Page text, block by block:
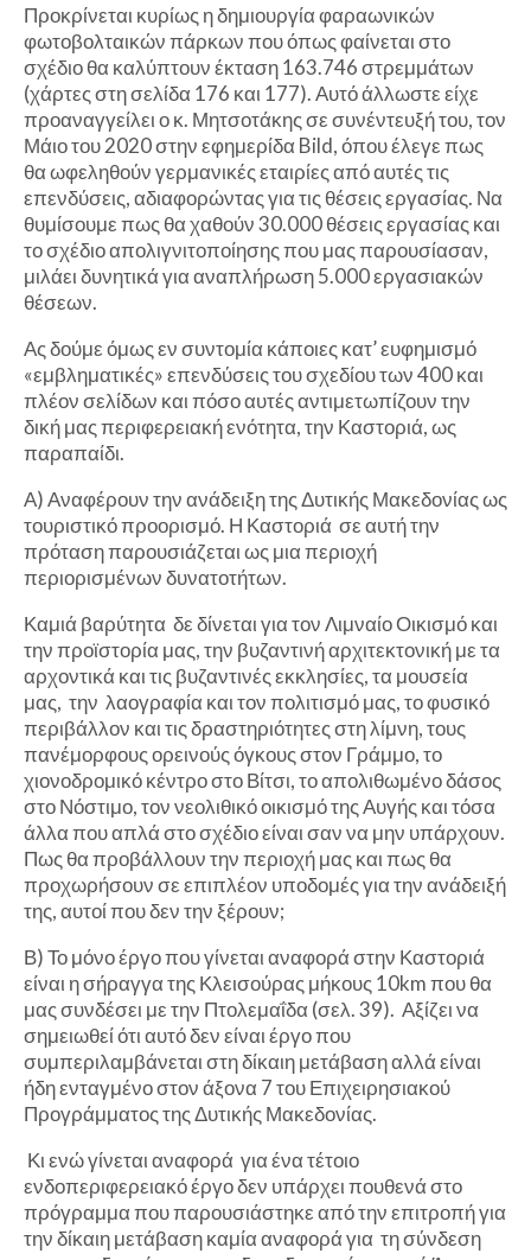
Προκρίνεται κυρίως η δημιουργία φαραωνικών
φωτοβολταικών πάρκων που όπως φαίνεται στο
σχέδιο θα καλύπτουν έκταση 163.746 στρεμμάτων
(χάρτες στη σελίδα 176 και 177). Αυτό άλλωστε είχε
προαναγγείλει ο κ. Μητσοτάκης σε συνέντευξή του, τον
Μάιο του 2020 στην εφημερίδα Bild, όπου έλεγε πως
θα ωφεληθούν γερμανικές εταιρίες από αυτές τις
επενδύσεις, αδιαφορώντας για τις θέσεις εργασίας. Να
θυμίσουμε πως θα χαθούν 30.000 θέσεις εργασίας και
το σχέδιο απολιγνιτοποίησης που μας παρουσίασαν,
μιλάει δυνητικά για αναπλήρωση 5.000 εργασιακών
θέσεων.
Ας δούμε όμως εν συντομία κάποιες κατ’ ευφημισμό
«εμβληματικές» επενδύσεις του σχεδίου των 400 και
πλέον σελίδων και πόσο αυτές αντιμετωπίζουν την
δική μας περιφερειακή ενότητα, την Καστοριά, ως
παραπαίδι.
Α) Αναφέρουν την ανάδειξη της Δυτικής Μακεδονίας ως
τουριστικό προορισμό. Η Καστοριά σε αυτή την
πρόταση παρουσιάζεται ως μια περιοχή
περιορισμένων δυνατοτήτων.
Καμιά βαρύτητα δε δίνεται για τον Λιμναίο Οικισμό και
την προϊστορία μας, την βυζαντινή αρχιτεκτονική με τα
αρχοντικά και τις βυζαντινές εκκλησίες, τα μουσεία
μας, την λαογραφία και τον πολιτισμό μας, το φυσικό
περιβάλλον και τις δραστηριότητες στη λίμνη, τους
πανέμορφους ορεινούς όγκους στον Γράμμο, το
χιονοδρομικό κέντρο στο Βίτσι, το απολιθωμένο δάσος
στο Νόστιμο, τον νεολιθικό οικισμό της Αυγής και τόσα
άλλα που απλά στο σχέδιο είναι σαν να μην υπάρχουν.
Πως θα προβάλλουν την περιοχή μας και πως θα
προχωρήσουν σε επιπλέον υποδομές για την ανάδειξή
της, αυτοί που δεν την ξέρουν;
Β) Το μόνο έργο που γίνεται αναφορά στην Καστοριά
είναι η σήραγγα της Κλεισούρας μήκους 10km που θα
μας συνδέσει με την Πτολεμαΐδα (σελ. 39). Αξίζει να
σημειωθεί ότι αυτό δεν είναι έργο που
συμπεριλαμβάνεται στη δίκαιη μετάβαση αλλά είναι
ήδη ενταγμένο στον άξονα 7 του Επιχειρησιακού
Προγράμματος της Δυτικής Μακεδονίας.
Κι ενώ γίνεται αναφορά για ένα τέτοιο
ενδοπεριφερειακό έργο δεν υπάρχει πουθενά στο
πρόγραμμα που παρουσιάστηκε από την επιτροπή για
την δίκαιη μετάβαση καμία αναφορά για τη σύνδεση